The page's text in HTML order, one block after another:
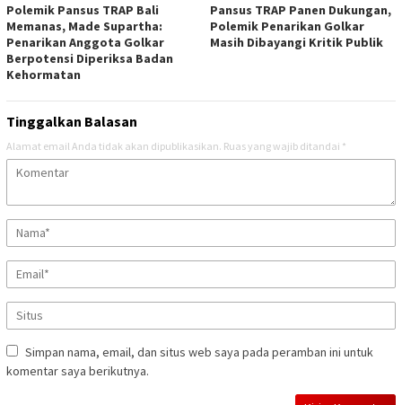
Polemik Pansus TRAP Bali
Memanas, Made Supartha:
Penarikan Anggota Golkar
Berpotensi Diperiksa Badan
Kehormatan
Pansus TRAP Panen Dukungan,
Polemik Penarikan Golkar
Masih Dibayangi Kritik Publik
Tinggalkan Balasan
Alamat email Anda tidak akan dipublikasikan. Ruas yang wajib ditandai *
Simpan nama, email, dan situs web saya pada peramban ini untuk
komentar saya berikutnya.